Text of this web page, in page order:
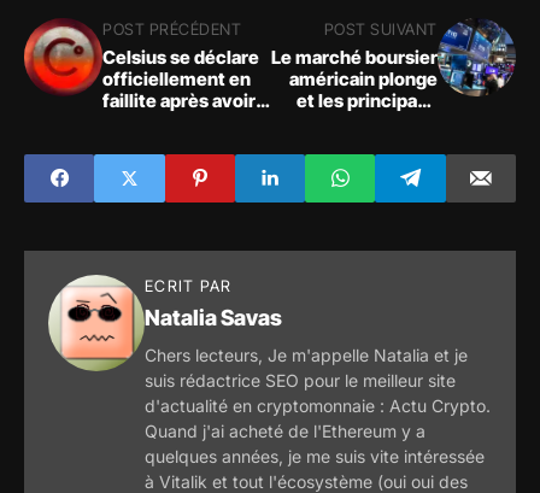
POST PRÉCÉDENT
Celsius se déclare
officiellement en
faillite après avoir
POST SUIVANT
Le marché boursier
américain plonge
et les principaux
d'une récession
continuent de
dominer les
financières
ECRIT PAR
Natalia Savas
Chers lecteurs, Je m'appelle Natalia et je
suis rédactrice SEO pour le meilleur site
d'actualité en cryptomonnaie : Actu Crypto.
Quand j'ai acheté de l'Ethereum y a
quelques années, je me suis vite intéressée
à Vitalik et tout l'écosystème (oui oui des